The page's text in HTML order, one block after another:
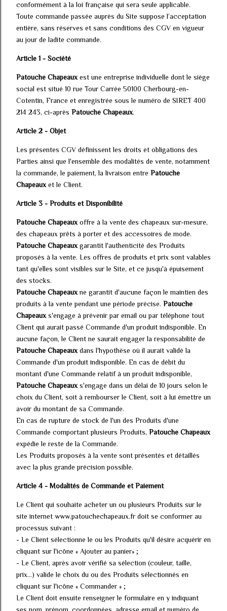
conformément à la loi française qui sera seule applicable.
Toute commande passée auprès du Site suppose l’acceptation
entière, sans réserves et sans conditions des CGV en vigueur
au jour de ladite commande.
Article 1 - Société
Patouche Chapeaux est une entreprise individuelle dont le siège
social est situé 10 rue Tour Carrée 50100 Cherbourg-en-
Cotentin, France et enregistrée sous le numéro de SIRET 400
214 243, ci-après Patouche Chapeaux.
Article 2 - Objet
Les présentes CGV définissent les droits et obligations des
Parties ainsi que l'ensemble des modalités de vente, notamment
la commande, le paiement, la livraison entre Patouche
Chapeaux et le Client.
Article 3 - Produits et Disponibilité
Patouche Chapeaux offre à la vente des chapeaux sur-mesure,
des chapeaux prêts à porter et des accessoires de mode.
Patouche Chapeaux garantit l'authenticité des Produits
proposés à la vente. Les offres de produits et prix sont valables
tant qu'elles sont visibles sur le Site, et ce jusqu'à épuisement
des stocks.
Patouche Chapeauxne garantit d'aucune façon le maintien des
produits à la vente pendant une période précise. Patouche
Chapeaux s'engage à prévenir par email ou par téléphone tout
Client qui aurait passé Commande d'un produit indisponible. En
aucune façon, le Client ne saurait engager la responsabilité de
Patouche Chapeaux dans l'hypothèse où il aurait validé la
Commande d'un produit indisponible. En cas de débit du
montant d'une Commande relatif à un produit indisponible,
Patouche Chapeaux s'engage dans un délai de 10 jours selon le
choix du Client, soit à rembourser le Client, soit à lui émettre un
avoir du montant de sa Commande.
En cas de rupture de stock de l'un des Produits d'une
Commande comportant plusieurs Produits, Patouche Chapeaux
expédie le reste de la Commande.
Les Produits proposés à la vente sont présentés et détaillés
avec la plus grande précision possible.
Article 4 - Modalités de Commande et Paiement
Le Client qui souhaite acheter un ou plusieurs Produits sur le
site internet www.patouchechapeaux.fr doit se conformer au
processus suivant :
- Le Client sélectionne le ou les Produits qu'il désire acquérir en
cliquant sur l'icône « Ajouter au panier» ;
- Le Client, après avoir vérifié sa sélection (couleur, taille,
prix...) valide le choix du ou des Produits sélectionnés en
cliquant sur l'icône « Commander » ;
Le Client doit ensuite renseigner le formulaire en y indiquant